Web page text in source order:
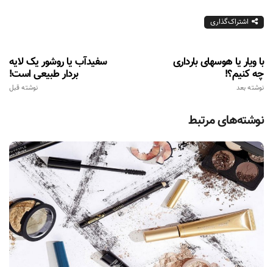
اشتراک‌گذاری
سفیدآب یا روشور یک لایه
بردار طبیعی است!
نوشته قبل
با ویار یا هوسهای بارداری
چه کنیم؟!
نوشته بعد
نوشته‌های مرتبط